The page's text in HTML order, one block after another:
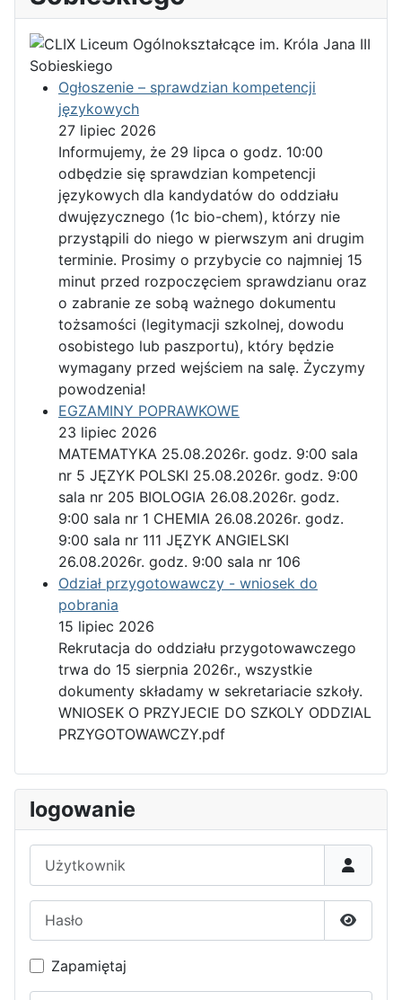
Ogłoszenie – sprawdzian kompetencji
językowych
27 lipiec 2026
Informujemy, że 29 lipca o godz. 10:00
odbędzie się sprawdzian kompetencji
językowych dla kandydatów do oddziału
dwujęzycznego (1c bio-chem), którzy nie
przystąpili do niego w pierwszym ani drugim
terminie. Prosimy o przybycie co najmniej 15
minut przed rozpoczęciem sprawdzianu oraz
o zabranie ze sobą ważnego dokumentu
tożsamości (legitymacji szkolnej, dowodu
osobistego lub paszportu), który będzie
wymagany przed wejściem na salę. Życzymy
powodzenia!
EGZAMINY POPRAWKOWE
23 lipiec 2026
MATEMATYKA 25.08.2026r. godz. 9:00 sala
nr 5 JĘZYK POLSKI 25.08.2026r. godz. 9:00
sala nr 205 BIOLOGIA 26.08.2026r. godz.
9:00 sala nr 1 CHEMIA 26.08.2026r. godz.
9:00 sala nr 111 JĘZYK ANGIELSKI
26.08.2026r. godz. 9:00 sala nr 106
Odział przygotowawczy - wniosek do
pobrania
15 lipiec 2026
Rekrutacja do oddziału przygotowawczego
trwa do 15 sierpnia 2026r., wszystkie
dokumenty składamy w sekretariacie szkoły.
WNIOSEK O PRZYJECIE DO SZKOLY ODDZIAL
PRZYGOTOWAWCZY.pdf
logowanie
Pokaż
Zapamiętaj